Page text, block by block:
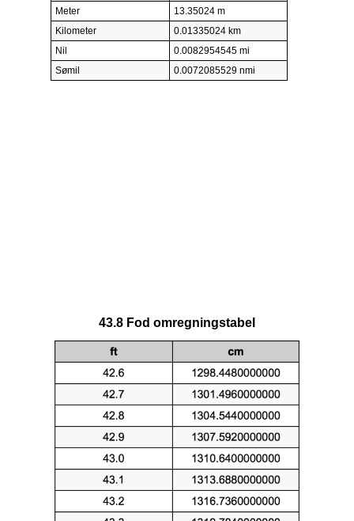
Meter
13.35024 m
Kilometer
0.01335024 km
Nil
0.0082954545 mi
Sømil
0.0072085529 nmi
43.8 Fod omregningstabel